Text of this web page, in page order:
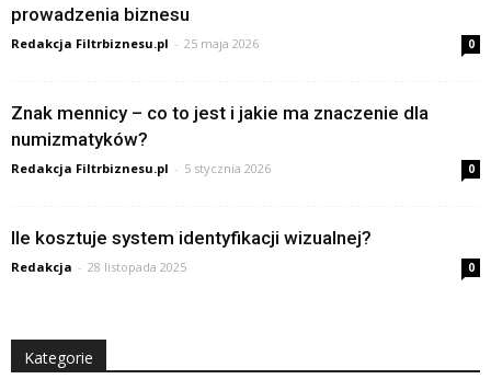
prowadzenia biznesu
Redakcja Filtrbiznesu.pl - 25 maja 2026 0
Znak mennicy – co to jest i jakie ma znaczenie dla
numizmatyków?
Redakcja Filtrbiznesu.pl - 5 stycznia 2026 0
Ile kosztuje system identyfikacji wizualnej?
Redakcja - 28 listopada 2025 0
Kategorie